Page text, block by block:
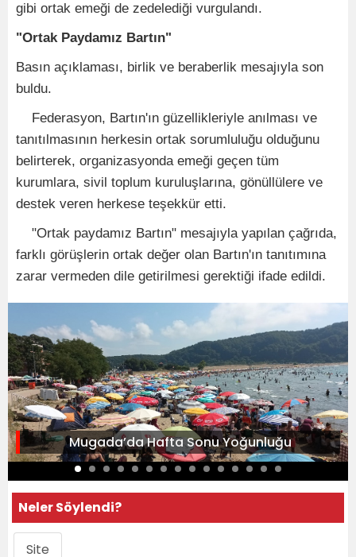
gibi ortak emeği de zedelediği vurgulandı.
"Ortak Paydamız Bartın"
Basın açıklaması, birlik ve beraberlik mesajıyla son
buldu.
Federasyon, Bartın'ın güzellikleriyle anılması ve
tanıtılmasının herkesin ortak sorumluluğu olduğunu
belirterek, organizasyonda emeği geçen tüm
kurumlara, sivil toplum kuruluşlarına, gönüllülere ve
destek veren herkese teşekkür etti.
"Ortak paydamız Bartın" mesajıyla yapılan çağrıda,
farklı görüşlerin ortak değer olan Bartın'ın tanıtımına
zarar vermeden dile getirilmesi gerektiği ifade edildi.
Mugada’da Hafta Sonu Yoğunluğu
Neler Söylendi?
Site